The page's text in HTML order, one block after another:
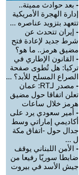
- بعد حوادث مميتة..
إدارة الهجرة الأمريكية
تتعهد بتزويد عناصره ...
- إيران تتحدث عن
شرط جديد لإعادة فتح
مضيق هرمز.. ما هو؟
- القانون الإطاري في
تركيا: هل تُطوى صفحة
الصراع المسلح للأبد؟ ...
-
مصدر لـRT: عمان
تعلن اتفاقا حول مضيق
هرمز خلال ساعات
- أمير سعودي يرد على
أكاديمي إماراتي وسط
جدال حول -اتفاق مكة
ل ...
- الأمن اللبناني يوقف
ضابطا سوريّا رفيعا من
جيش الأسد في بيروت